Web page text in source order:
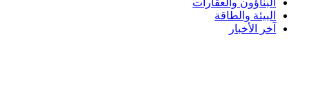
البناؤون والعقارات
البيئة والطاقة
آخر الأخبار